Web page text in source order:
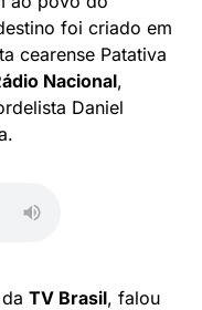
foi criado em
cearense Patativa
Nacional,
Daniel
TV Brasil, falou